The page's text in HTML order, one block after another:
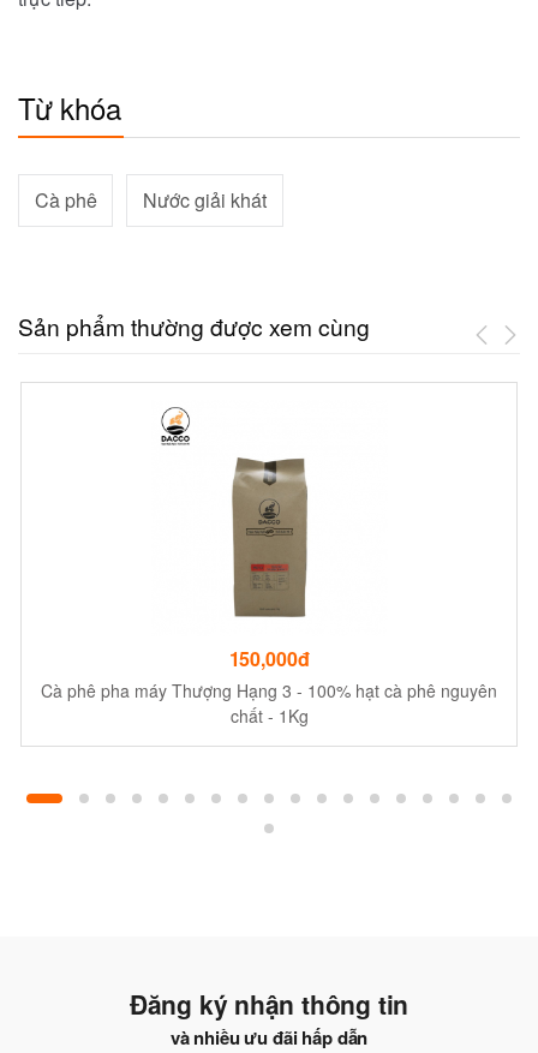
Từ khóa
Cà phê Nước giải khát
Sản phẩm thường được xem cùng
150,000đ
Cà phê pha máy Thượng Hạng 3 - 100% hạt cà phê nguyên
chất - 1Kg
Đăng ký nhận thông tin
và nhiều ưu đãi hấp dẫn